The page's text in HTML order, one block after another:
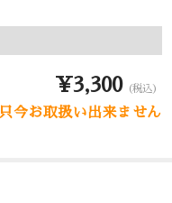
¥3,300（税込）
只今お取扱い出来ません